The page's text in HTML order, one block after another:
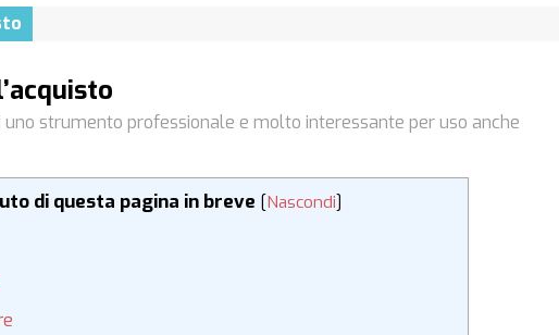
strumento professionale e molto interessante per uso anche
di questa pagina in breve [Nascondi]